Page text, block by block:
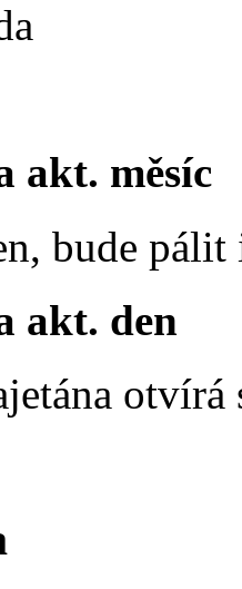
akt. měsíc
bude
akt. den
otvírá